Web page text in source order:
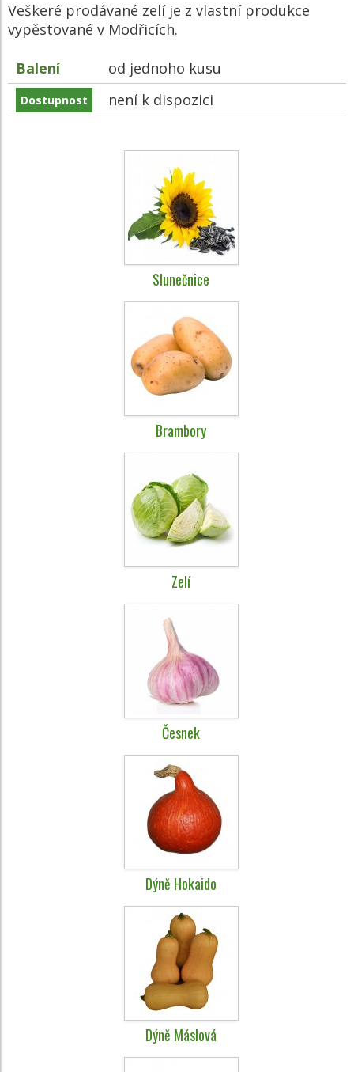
Veškeré prodávané zelí je z vlastní produkce
vypěstované v Modřicích.
Balení od jednoho kusu
Dostupnost není k dispozici
Slunečnice
Brambory
Zelí
Česnek
Dýně Hokaido
Dýně Máslová